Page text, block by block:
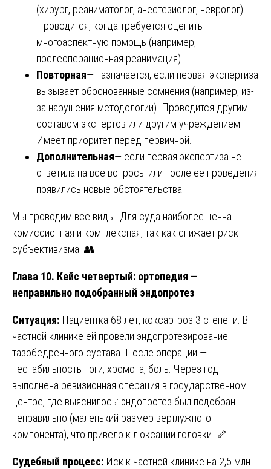
(хирург, реаниматолог, анестезиолог, невролог).
Проводится, когда требуется оценить
многоаспектную помощь (например,
послеоперационная реанимация).
Повторная— назначается, если первая экспертиза
вызывает обоснованные сомнения (например, из-
за нарушения методологии). Проводится другим
составом экспертов или другим учреждением.
Имеет приоритет перед первичной.
Дополнительная— если первая экспертиза не
ответила на все вопросы или после её проведения
появились новые обстоятельства.
Мы проводим все виды. Для суда наиболее ценна
комиссионная и комплексная, так как снижает риск
субъективизма. 👥
Глава 10. Кейс четвертый: ортопедия —
неправильно подобранный эндопротез
Ситуация: Пациентка 68 лет, коксартроз 3 степени. В
частной клинике ей провели эндопротезирование
тазобедренного сустава. После операции —
нестабильность ноги, хромота, боль. Через год
выполнена ревизионная операция в государственном
центре, где выяснилось: эндопротез был подобран
неправильно (маленький размер вертлужного
компонента), что привело к люксации головки. 🦴
Судебный процесс: Иск к частной клинике на 2,5 млн